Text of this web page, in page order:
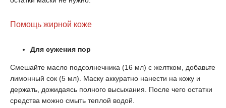
Помощь жирной коже
Для сужения пор
Смешайте масло подсолнечника (16 мл) с желтком, добавьте
лимонный сок (5 мл). Маску аккуратно нанести на кожу и
держать, дожидаясь полного высыхания. После чего остатки
средства можно смыть теплой водой.